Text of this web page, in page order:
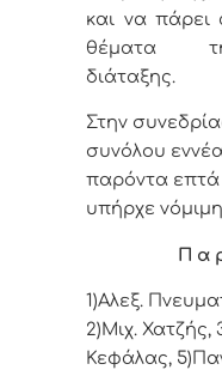
και να πάρει
θέματα
διάταξης.
Στην
συνόλου
παρόντα επτά
υπήρχε
Π α
1)Αλεξ.
2)Μιχ. Χατζής,
Κεφάλας, 5)